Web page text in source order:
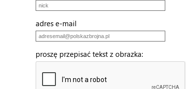
adres e-mail
proszę przepisać tekst z obrazka: